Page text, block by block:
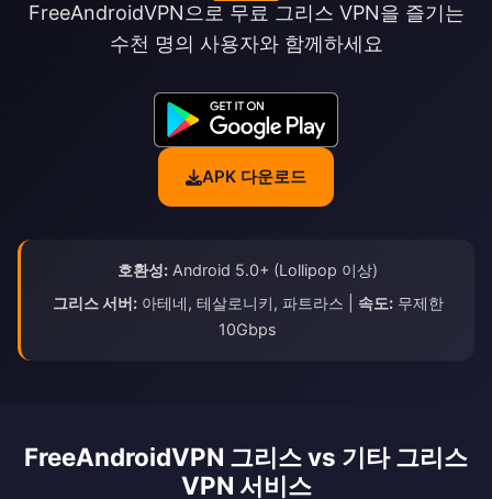
FreeAndroidVPN으로 무료 그리스 VPN을 즐기는
수천 명의 사용자와 함께하세요
APK 다운로드
호환성: Android 5.0+ (Lollipop 이상)
그리스 서버:아테네, 테살로니키, 파트라스 | 속도:무제한
10Gbps
FreeAndroidVPN 그리스 vs 기타 그리스
VPN 서비스